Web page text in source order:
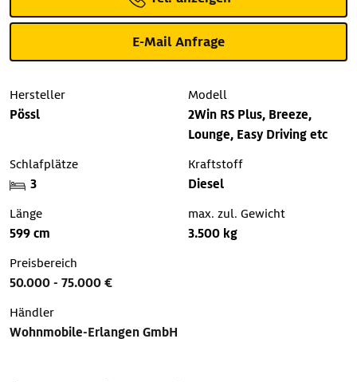
E-Mail Anfrage
Hersteller
Pössl
Modell
2Win RS Plus, Breeze,
Lounge, Easy Driving etc
Schlafplätze
3
Kraftstoff
Diesel
Länge
599 cm
max. zul. Gewicht
3.500 kg
Preisbereich
50.000 - 75.000 €
Händler
Wohnmobile-Erlangen GmbH